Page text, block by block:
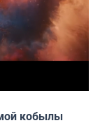
кобылы